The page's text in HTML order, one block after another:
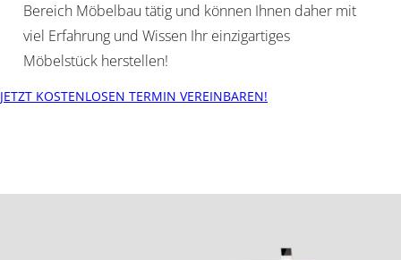
Bereich Möbelbau tätig und können Ihnen daher mit
viel Erfahrung und Wissen Ihr einzigartiges
Möbelstück herstellen!
JETZT KOSTENLOSEN TERMIN VEREINBAREN!